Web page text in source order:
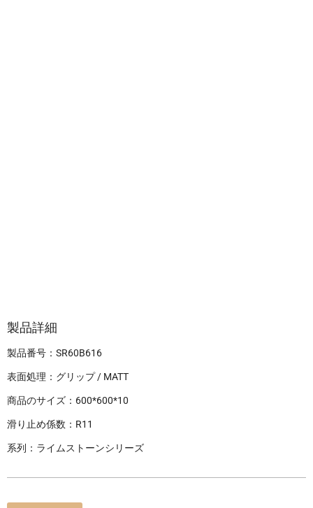
製品詳細
製品番号：SR60B616
表面処理：グリップ / MATT
商品のサイズ：600*600*10
滑り止め係数：R11
系列：ライムストーンシリーズ